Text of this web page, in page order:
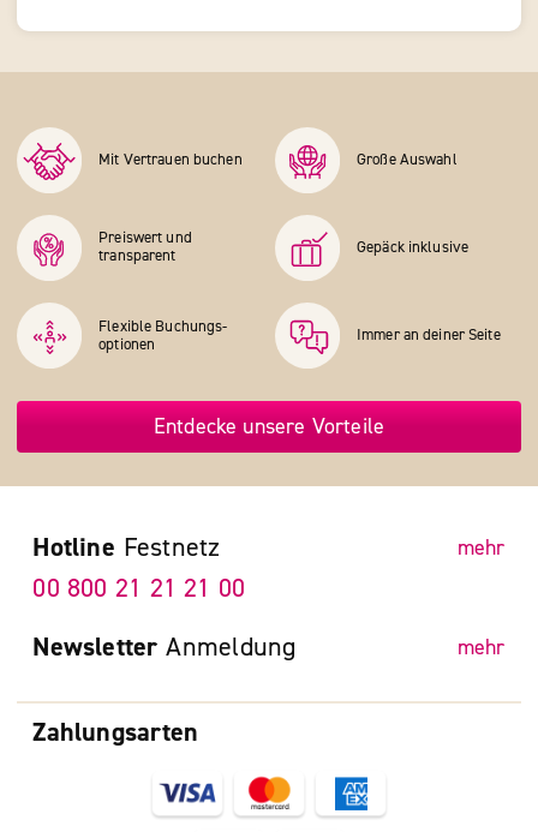
Mit Vertrauen buchen Große Auswahl
Preiswert und
transparent
Gepäck inklusive
Flexible Buchungs­
optionen
Immer an deiner Seite
Entdecke unsere Vorteile
Zahlungsarten
Hotline Festnetz mehr
00 800 21 21 21 00
Newsletter Anmeldung mehr